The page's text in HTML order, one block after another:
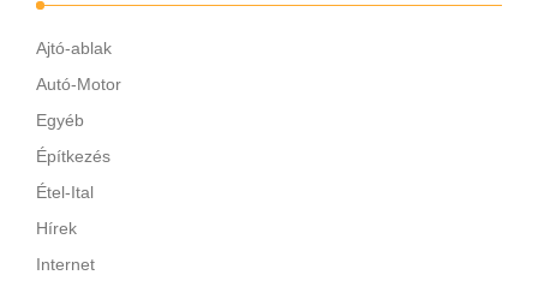
Ajtó-ablak
Autó-Motor
Egyéb
Építkezés
Étel-Ital
Hírek
Internet